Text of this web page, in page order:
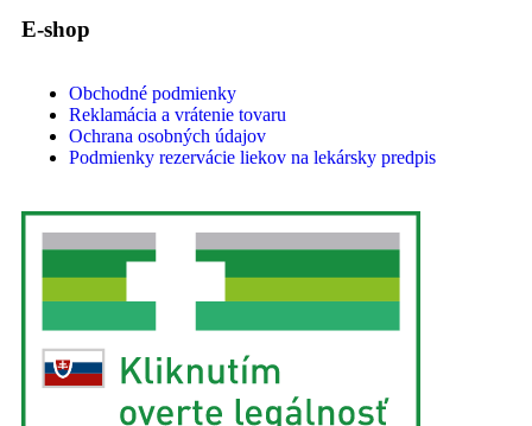
E-shop
Obchodné podmienky
Reklamácia a vrátenie tovaru
Ochrana osobných údajov
Podmienky rezervácie liekov na lekársky predpis